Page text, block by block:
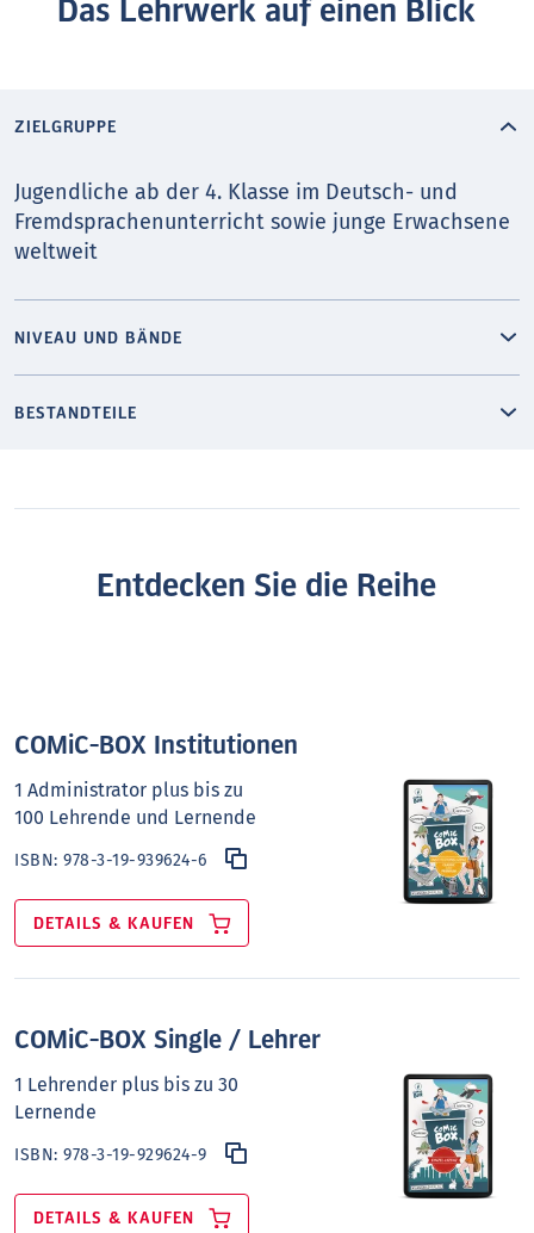
Das Lehrwerk auf einen Blick
ZIELGRUPPE
Jugendliche ab der 4. Klasse im Deutsch- und
Fremd­sprachen­unterricht sowie junge Erwachsene
weltweit
NIVEAU UND BÄNDE
BESTANDTEILE
Entdecken Sie die Reihe
COMiC-BOX Institutionen
1 Administrator plus bis zu
100 Lehrende und Lernende
ISBN:978-3-19-939624-6
DETAILS & KAUFEN
COMiC-BOX Single / Lehrer
1 Lehrender plus bis zu 30
Lernende
ISBN:978-3-19-929624-9
DETAILS & KAUFEN